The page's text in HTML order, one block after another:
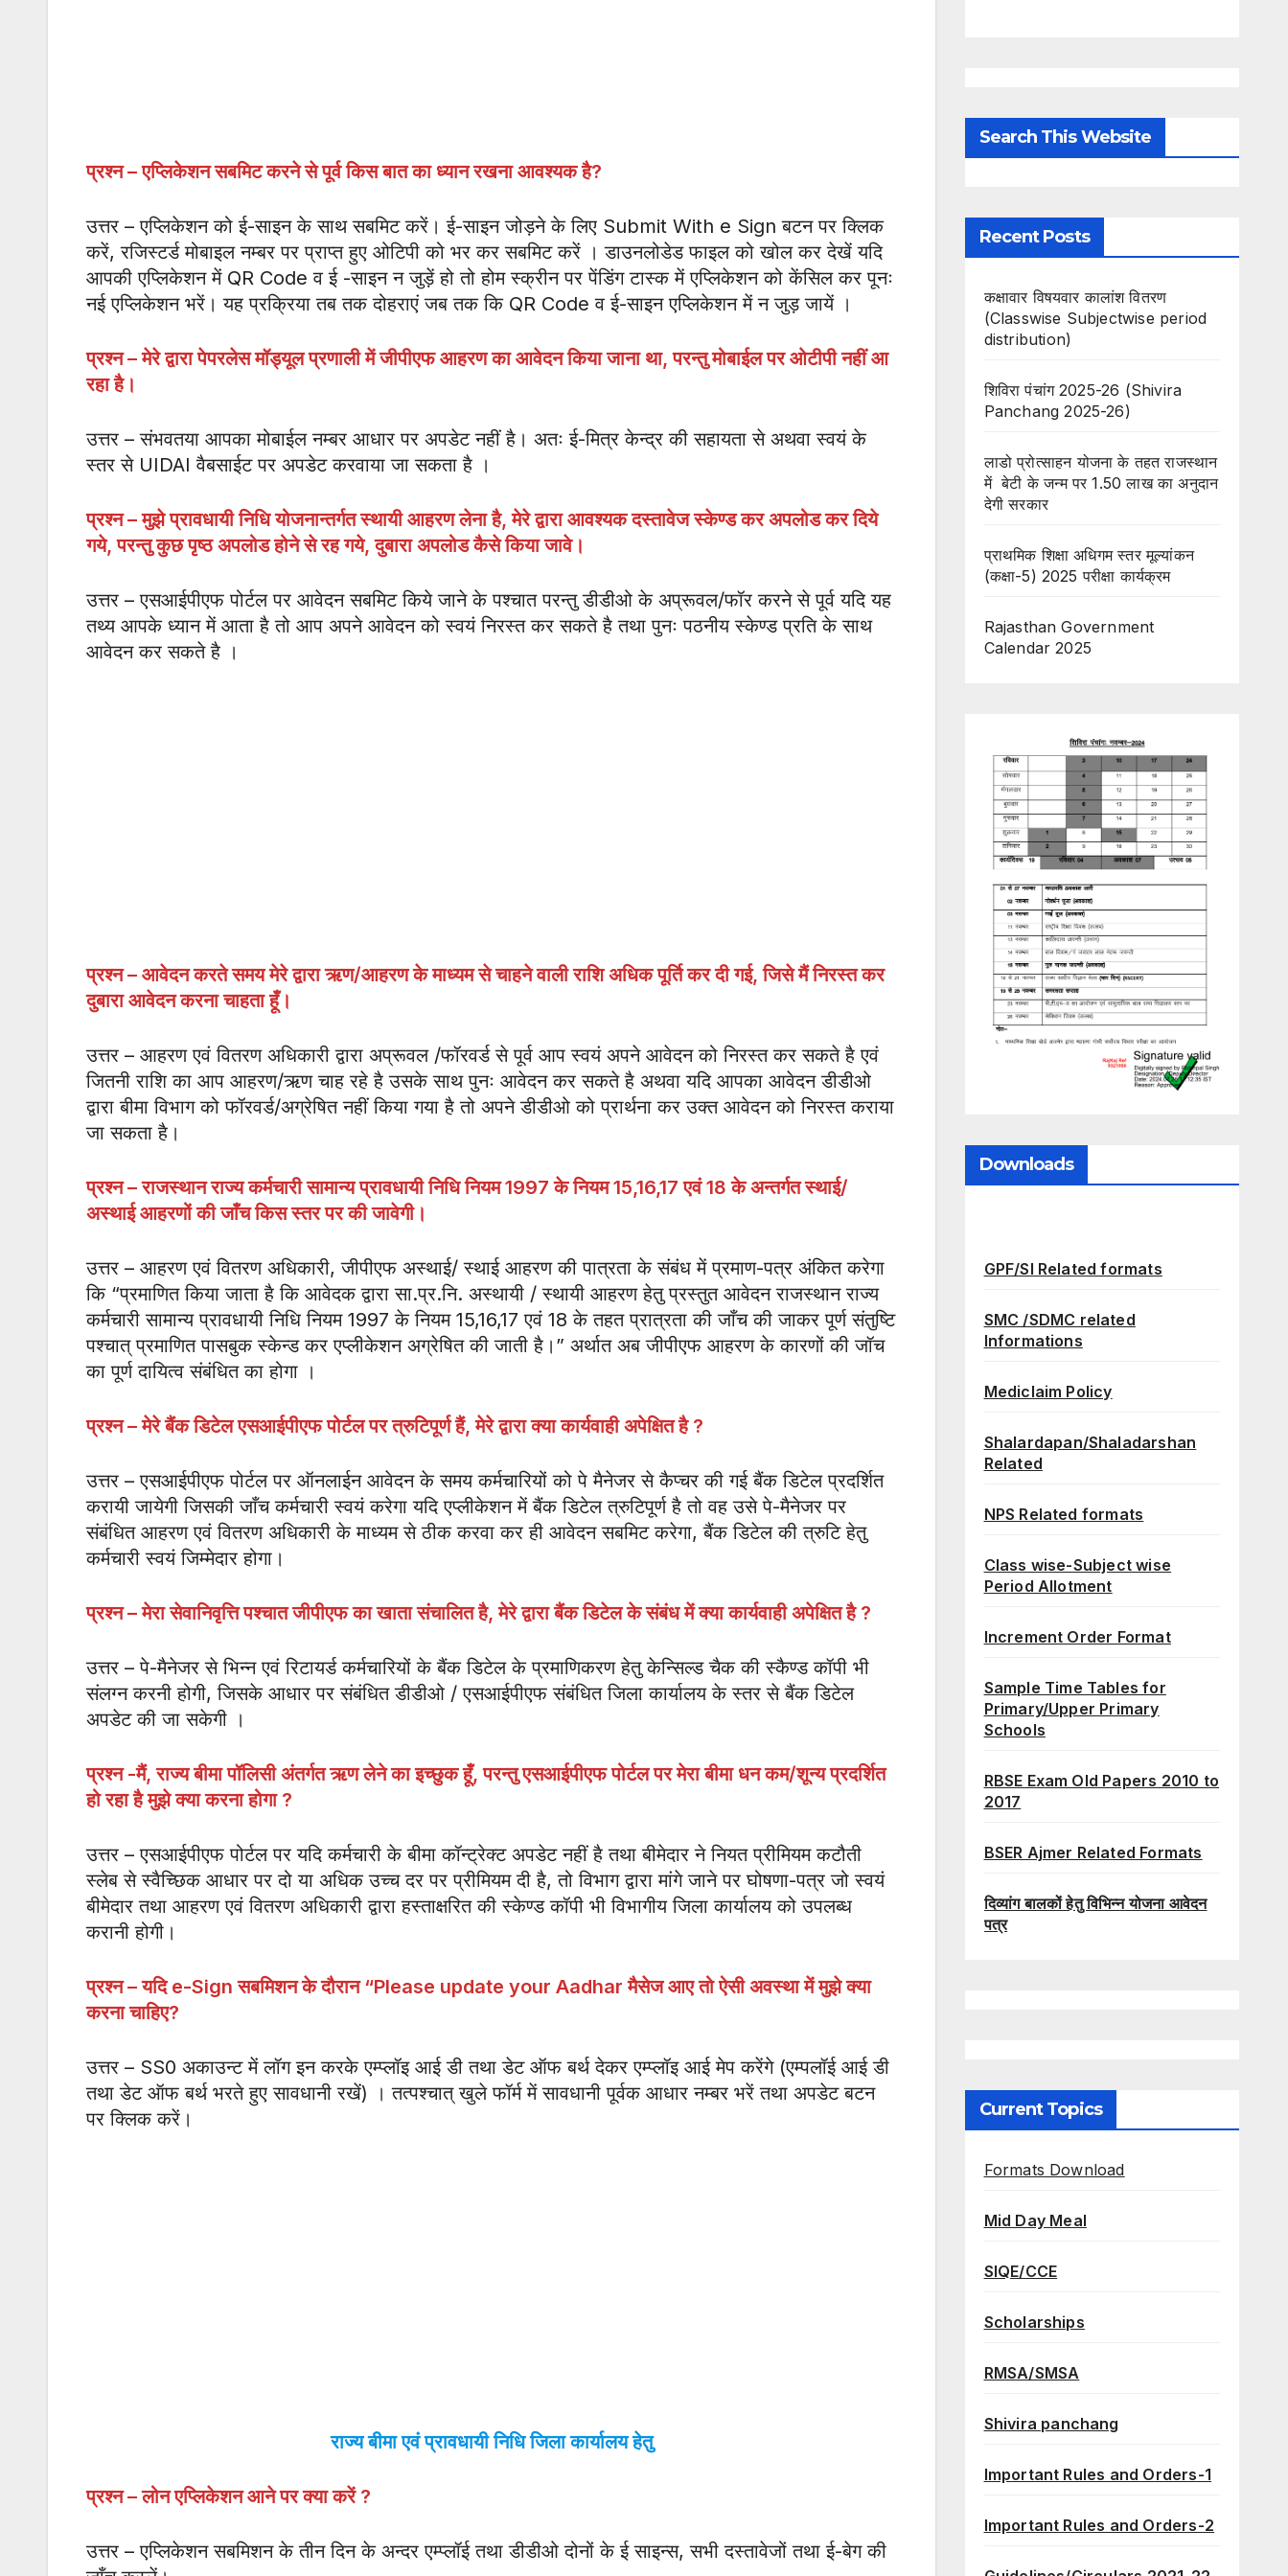
प्रश्न – एप्लिकेशन सबमिट करने से पूर्व किस बात का ध्यान रखना आवश्यक है?
उत्तर – एप्लिकेशन को ई-साइन के साथ सबमिट करें। ई-साइन जोड़ने के लिए Submit With e Sign बटन पर क्लिक
करें, रजिस्टर्ड मोबाइल नम्बर पर प्राप्त हुए ओटिपी को भर कर सबमिट करें । डाउनलोडेड फाइल को खोल कर देखें यदि
आपकी एप्लिकेशन में QR Code व ई -साइन न जुड़ें हो तो होम स्क्रीन पर पेंडिंग टास्क में एप्लिकेशन को केंसिल कर पूनः
नई एप्लिकेशन भरें। यह प्रक्रिया तब तक दोहराएं जब तक कि QR Code व ई-साइन एप्लिकेशन में न जुड़ जायें ।
प्रश्न – मेरे द्वारा पेपरलेस मॉड्यूल प्रणाली में जीपीएफ आहरण का आवेदन किया जाना था,परन्तु मोबाईल पर ओटीपी नहीं आ
रहा है।
उत्तर – संभवतया आपका मोबाईल नम्बर आधार पर अपडेट नहीं है। अतः ई-मित्र केन्द्र की सहायता से अथवा स्वयं के
स्तर से UIDAI वैबसाईट पर अपडेट करवाया जा सकता है ।
प्रश्न – मुझे प्रावधायी निधि योजनान्तर्गत स्थायी आहरण लेना है,मेरे द्वारा आवश्यक दस्तावेज स्केण्ड कर अपलोड कर दिये
गये,परन्तु कुछ पृष्ठ अपलोड होने से रह गये,दुबारा अपलोड कैसे किया जावे।
उत्तर – एसआईपीएफ पोर्टल पर आवेदन सबमिट किये जाने के पश्चात परन्तु डीडीओ के अप्रूवल/फॉर करने से पूर्व यदि यह
तथ्य आपके ध्यान में आता है तो आप अपने आवेदन को स्वयं निरस्त कर सकते है तथा पुनः पठनीय स्केण्ड प्रति के साथ
आवेदन कर सकते है ।
प्रश्न – आवेदन करते समय मेरे द्वारा ऋण/आहरण के माध्यम से चाहने वाली राशि अधिक पूर्ति कर दी गई,जिसे मैं निरस्त कर
दुबारा आवेदन करना चाहता हूँ।
उत्तर – आहरण एवं वितरण अधिकारी द्वारा अप्रूवल /फॉरवर्ड से पूर्व आप स्वयं अपने आवेदन को निरस्त कर सकते है एवं
जितनी राशि का आप आहरण/ऋण चाह रहे है उसके साथ पुनः आवेदन कर सकते है अथवा यदि आपका आवेदन डीडीओ
द्वारा बीमा विभाग को फॉरवर्ड/अग्रेषित नहीं किया गया है तो अपने डीडीओ को प्रार्थना कर उक्त आवेदन को निरस्त कराया
जा सकता है।
प्रश्न – राजस्थान राज्य कर्मचारी सामान्य प्रावधायी निधि नियम1997के नियम15,16,17एवं18के अन्तर्गत स्थाई/
अस्थाई आहरणों की जाँच किस स्तर पर की जावेगी।
उत्तर – आहरण एवं वितरण अधिकारी, जीपीएफ अस्थाई/ स्थाई आहरण की पात्रता के संबंध में प्रमाण-पत्र अंकित करेगा
कि “प्रमाणित किया जाता है कि आवेदक द्वारा सा.प्र.नि. अस्थायी / स्थायी आहरण हेतु प्रस्तुत आवेदन राजस्थान राज्य
कर्मचारी सामान्य प्रावधायी निधि नियम 1997 के नियम 15,16,17 एवं 18 के तहत प्रात्रता की जाँच की जाकर पूर्ण संतुष्टि
पश्चात् प्रमाणित पासबुक स्केन्ड कर एप्लीकेशन अग्रेषित की जाती है।” अर्थात अब जीपीएफ आहरण के कारणों की जॉच
का पूर्ण दायित्व संबंधित का होगा ।
प्रश्न – मेरे बैंक डिटेल एसआईपीएफ पोर्टल पर त्रुटिपूर्ण हैं,मेरे द्वारा क्या कार्यवाही अपेक्षित है ?
उत्तर – एसआईपीएफ पोर्टल पर ऑनलाईन आवेदन के समय कर्मचारियों को पे मैनेजर से कैप्चर की गई बैंक डिटेल प्रदर्शित
करायी जायेगी जिसकी जाँच कर्मचारी स्वयं करेगा यदि एप्लीकेशन में बैंक डिटेल त्रुटिपूर्ण है तो वह उसे पे-मैनेजर पर
संबंधित आहरण एवं वितरण अधिकारी के माध्यम से ठीक करवा कर ही आवेदन सबमिट करेगा, बैंक डिटेल की त्रुटि हेतु
कर्मचारी स्वयं जिम्मेदार होगा।
प्रश्न – मेरा सेवानिवृत्ति पश्चात जीपीएफ का खाता संचालित है,मेरे द्वारा बैंक डिटेल के संबंध में क्या कार्यवाही अपेक्षित है ?
उत्तर – पे-मैनेजर से भिन्न एवं रिटायर्ड कर्मचारियों के बैंक डिटेल के प्रमाणिकरण हेतु केन्सिल्ड चैक की स्कैण्ड कॉपी भी
संलग्न करनी होगी, जिसके आधार पर संबंधित डीडीओ / एसआईपीएफ संबंधित जिला कार्यालय के स्तर से बैंक डिटेल
अपडेट की जा सकेगी ।
प्रश्न -मैं,राज्य बीमा पॉलिसी अंतर्गत ऋण लेने का इच्छुक हूँ,परन्तु एसआईपीएफ पोर्टल पर मेरा बीमा धन कम/शून्य प्रदर्शित
हो रहा है मुझे क्या करना होगा ?
उत्तर – एसआईपीएफ पोर्टल पर यदि कर्मचारी के बीमा कॉन्ट्रेक्ट अपडेट नहीं है तथा बीमेदार ने नियत प्रीमियम कटौती
स्लेब से स्वैच्छिक आधार पर दो या अधिक उच्च दर पर प्रीमियम दी है, तो विभाग द्वारा मांगे जाने पर घोषणा-पत्र जो स्वयं
बीमेदार तथा आहरण एवं वितरण अधिकारी द्वारा हस्ताक्षरित की स्केण्ड कॉपी भी विभागीय जिला कार्यालय को उपलब्ध
करानी होगी।
प्रश्न – यदि e-Signसबमिशन के दौरान “Please update your Aadharमैसेज आए तो ऐसी अवस्था में मुझे क्या
करना चाहिए?
उत्तर – SS0 अकाउन्ट में लॉग इन करके एम्प्लॉइ आई डी तथा डेट ऑफ बर्थ देकर एम्प्लॉइ आई मेप करेंगे (एम्पलॉई आई डी
तथा डेट ऑफ बर्थ भरते हुए सावधानी रखें) । तत्पश्चात् खुले फॉर्म में सावधानी पूर्वक आधार नम्बर भरें तथा अपडेट बटन
पर क्लिक करें।
राज्य बीमा एवं प्रावधायी निधि जिला कार्यालय हेतु
प्रश्न – लोन एप्लिकेशन आने पर क्या करें ?
उत्तर – एप्लिकेशन सबमिशन के तीन दिन के अन्दर एम्प्लॉई तथा डीडीओ दोनों के ई साइन्स, सभी दस्तावेजों तथा ई-बेग की
Search This Website
Recent Posts
कक्षावार विषयवार कालांश वितरण
(Classwise Subjectwise period
distribution)
शिविरा पंचांग 2025-26 (Shivira
Panchang 2025-26)
लाडो प्रोत्साहन योजना के तहत राजस्थान
में बेटी के जन्म पर 1.50 लाख का अनुदान
देगी सरकार
प्राथमिक शिक्षा अधिगम स्तर मूल्यांकन
(कक्षा-5) 2025 परीक्षा कार्यक्रम
Rajasthan Government
Calendar 2025
Downloads
GPF/SI Related formats
SMC /SDMC related
Informations
Mediclaim Policy
Shalardapan/Shaladarshan
Related
NPS Related formats
Class wise-Subject wise
Period Allotment
Increment Order Format
Sample Time Tables for
Primary/Upper Primary
Schools
RBSE Exam Old Papers 2010 to
2017
BSER Ajmer Related Formats
दिव्यांग बालकों हेतु विभिन्न योजना आवेदन
पत्र
Current Topics
Formats Download
Mid Day Meal
SIQE/CCE
Scholarships
RMSA/SMSA
Shivira panchang
Important Rules and Orders-1
Important Rules and Orders-2